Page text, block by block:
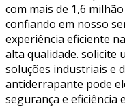
com mais de 1,6
confiando em nosso
experiência eficiente
alta qualidade. solicite
soluções industriais e
antiderrapante pode
segurança e eficiência